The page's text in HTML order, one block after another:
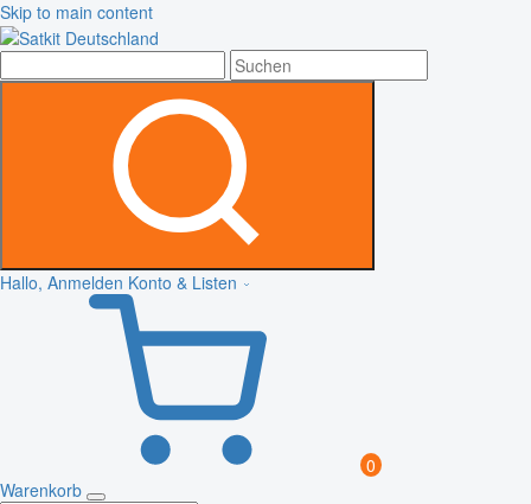
Skip to main content
Hallo, Anmelden Konto & Listen
0
Warenkorb